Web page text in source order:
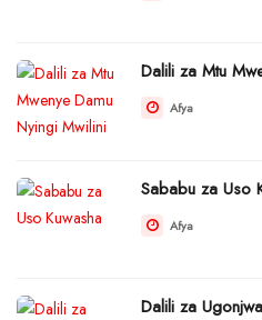
Dalili za Mtu
Afya
Sababu za Uso
Afya
Dalili za